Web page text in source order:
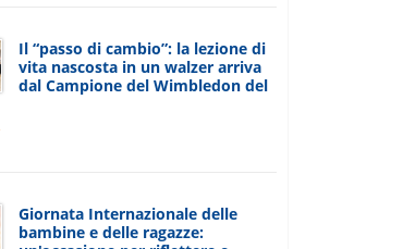
Il “passo di cambio”: la lezione di
vita nascosta in un walzer arriva
dal Campione del Wimbledon del
Giornata Internazionale delle
bambine e delle ragazze: